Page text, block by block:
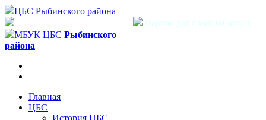
ЦБС Рыбинского района
Версия для слабовидящих
МБУК ЦБС Рыбинского
района
Главная
ЦБС
История ЦБС